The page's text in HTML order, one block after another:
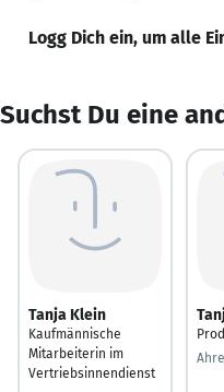
Logg Dich ein, um alle
Suchst Du eine
Tanja Klein
Kaufmännische
Mitarbeiterin im
Vertriebsinnendienst